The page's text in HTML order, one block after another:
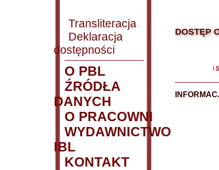
Transliteracja
Deklaracja
dostępności
O PBL
ŹRÓDŁA
DANYCH
O PRACOWNI
WYDAWNICTWO
IBL
KONTAKT
DOSTĘP
|